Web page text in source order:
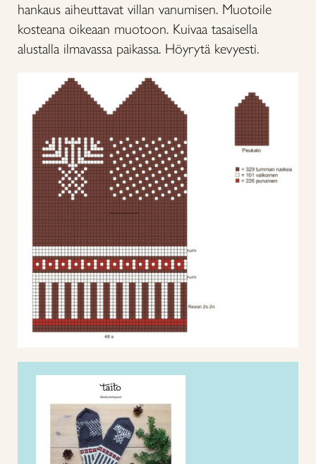
hankaus aiheuttavat villan vanumisen. Muotoile
kosteana oikeaan muotoon. Kuivaa tasaisella
alustalla ilmavassa paikassa. Höyrytä kevyesti.